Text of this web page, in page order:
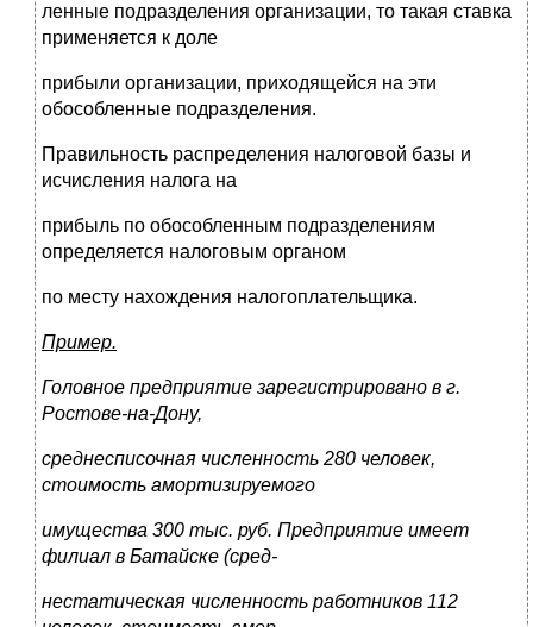
ленные подразделения организации, то такая ставка
применяется к доле
прибыли организации, приходящейся на эти
обособленные подразделения.
Правильность распределения налоговой базы и
исчисления налога на
прибыль по обособленным подразделениям
определяется налоговым органом
по месту нахождения налогоплательщика.
Пример.
Головное предприятие зарегистрировано в г.
Ростове-на-Дону,
среднесписочная численность 280 человек,
стоимость амортизируемого
имущества 300 тыс. руб. Предприятие имеет
филиал в Батайске (сред-
нестатическая численность работников 112